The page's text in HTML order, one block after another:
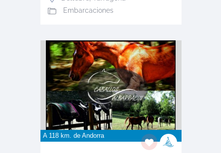
Embarcaciones
A 118 km. de Andorra